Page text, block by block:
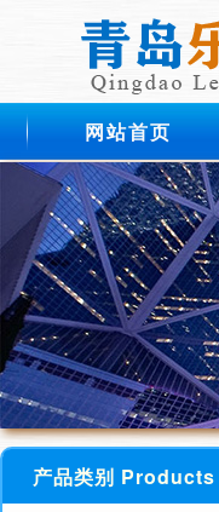
网站首页
产品类别 Products